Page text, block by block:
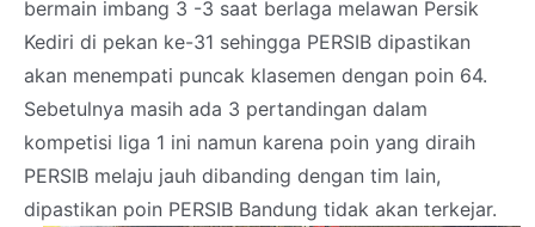
bermain imbang 3 -3 saat berlaga melawan Persik
Kediri di pekan ke-31 sehingga PERSIB dipastikan
akan menempati puncak klasemen dengan poin 64.
Sebetulnya masih ada 3 pertandingan dalam
kompetisi liga 1 ini namun karena poin yang diraih
PERSIB melaju jauh dibanding dengan tim lain,
dipastikan poin PERSIB Bandung tidak akan terkejar.